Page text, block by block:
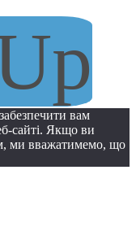
вам
сайті. Якщо ви
ми вважатимемо, що